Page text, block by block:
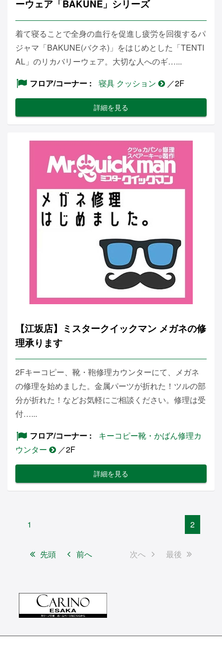
ーウェア「BAKUNE」シリーズ
着て寝ることで全身の血行を促進し疲労を回復するパ
ジャマ「BAKUNE(バクネ)」をはじめとした「TENTI
AL」のリカバリーウェア。大切な人へのギ…...
フロア/コーナー
寝具 クッション ／2F
詳細を見る
【江坂店】ミスタークイックマン メガネの修
理承ります
2Fキーコピー、靴・鞄修理カウンターにて、メガネ
の修理を始めました。金属パーツが折れた！ツルの部
分が折れた！などお気軽にご相談ください。修理は受
付…...
フロア/コーナー
キーコピー靴・かばん修理カ
ウンター
／2F
詳細を見る
先頭 前へ
1 2
次へ 最後